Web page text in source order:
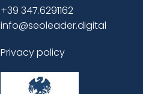
+39 347.6291162
info@seoleader.digital
Privacy policy